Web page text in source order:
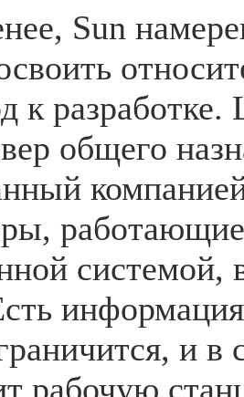
Sun
к
общего
системой,
и в
рабочую